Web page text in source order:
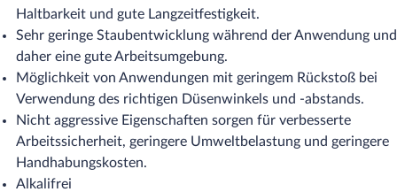
Haltbarkeit und gute Langzeitfestigkeit.
Sehr geringe Staubentwicklung während der Anwendung und
daher eine gute Arbeitsumgebung.
Möglichkeit von Anwendungen mit geringem Rückstoß bei
Verwendung des richtigen Düsenwinkels und -abstands.
Nicht aggressive Eigenschaften sorgen für verbesserte
Arbeitssicherheit, geringere Umweltbelastung und geringere
Handhabungskosten.
Alkalifrei